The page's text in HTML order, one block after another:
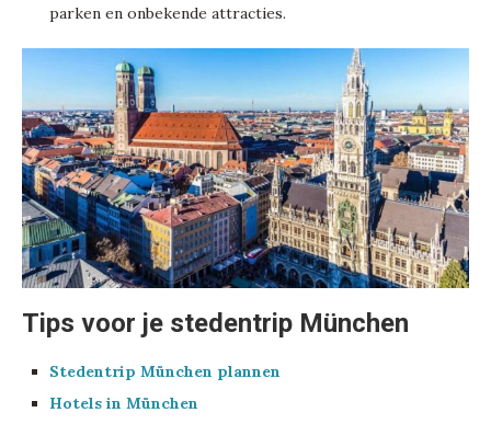
parken en onbekende attracties.
Tips voor je stedentrip München
Stedentrip München plannen
Hotels in München